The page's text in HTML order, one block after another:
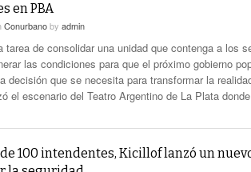
en PBA
Conurbanoby admin
tarea de consolidar una unidad que contenga a los
las condiciones para que el próximo gobierno
decisión que se necesita para transformar la
el escenario del Teatro Argentino de La Plata
100 intendentes, Kicillof lanzó un